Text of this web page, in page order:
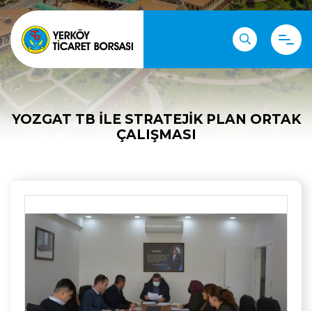
YOZGAT TB ILE STRATEJIK PLAN ORTAK
ÇALIŞMASI